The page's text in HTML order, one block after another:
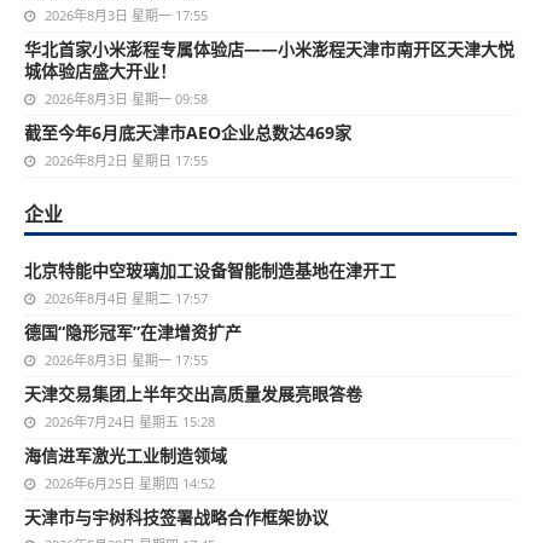
2026年8月3日 星期一 17:55
华北首家小米澎程专属体验店——小米澎程天津市南开区天津大悦
城体验店盛大开业！
2026年8月3日 星期一 09:58
截至今年6月底天津市AEO企业总数达469家
2026年8月2日 星期日 17:55
企业
北京特能中空玻璃加工设备智能制造基地在津开工
2026年8月4日 星期二 17:57
德国“隐形冠军”在津增资扩产
2026年8月3日 星期一 17:55
天津交易集团上半年交出高质量发展亮眼答卷
2026年7月24日 星期五 15:28
海信进军激光工业制造领域
2026年6月25日 星期四 14:52
天津市与宇树科技签署战略合作框架协议